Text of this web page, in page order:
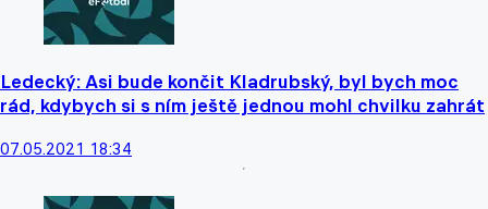
Ledecký: Asi bude končit Kladrubský, byl bych moc
rád, kdybych si s ním ještě jednou mohl chvilku zahrát
07.05.2021 18:34